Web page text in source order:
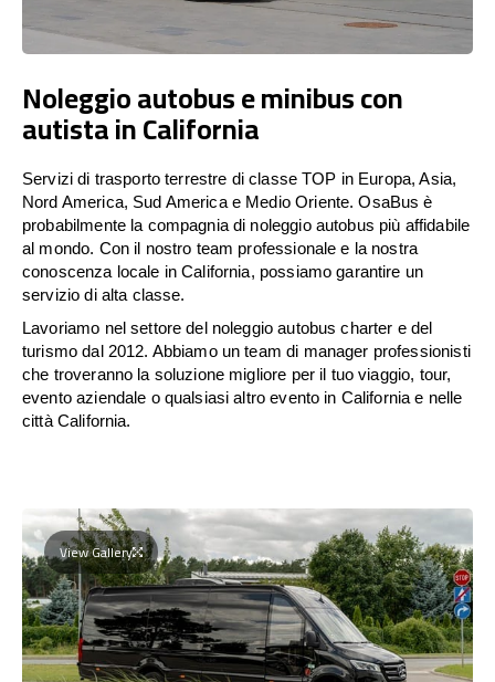
Noleggio autobus e minibus con
autista in California
Servizi di trasporto terrestre di classe TOP in Europa, Asia,
Nord America, Sud America e Medio Oriente. OsaBus è
probabilmente la compagnia di noleggio autobus più affidabile
al mondo. Con il nostro team professionale e la nostra
conoscenza locale in California, possiamo garantire un
servizio di alta classe.
Lavoriamo nel settore del noleggio autobus charter e del
turismo dal 2012. Abbiamo un team di manager professionisti
che troveranno la soluzione migliore per il tuo viaggio, tour,
evento aziendale o qualsiasi altro evento in California e nelle
città California.
View Gallery